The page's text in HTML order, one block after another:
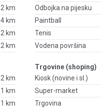
2 km
4 km
2 km
2 km
2 km
1 km
1 km
Odbojka na pijesku
Paintball
Tenis
Vodena površina
Trgovine (shoping)
Kiosk (novine i sl.)
Super-market
Trgovina